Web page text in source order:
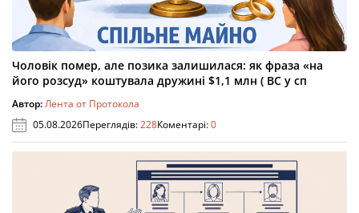
Чоловік помер, але позика залишилася: як фраза «на
його розсуд» коштувала дружині $1,1 млн ( ВС у сп
Автор:Лента от Протокола
05.08.2026Переглядів:228Коментарі:0